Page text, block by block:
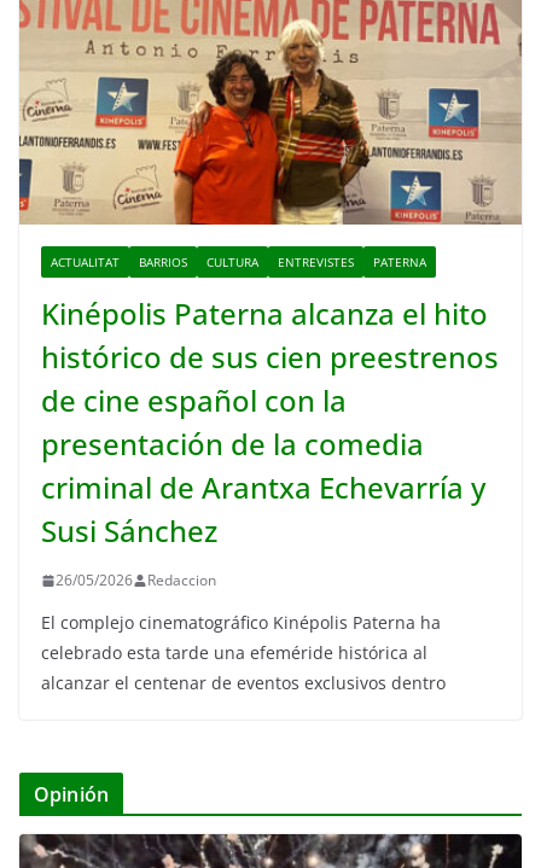
ACTUALITAT BARRIOS CULTURA ENTREVISTES PATERNA
Kinépolis Paterna alcanza el hito
histórico de sus cien preestrenos
de cine español con la
presentación de la comedia
criminal de Arantxa Echevarría y
Susi Sánchez
26/05/2026 Redaccion
El complejo cinematográfico Kinépolis Paterna ha
celebrado esta tarde una efeméride histórica al
alcanzar el centenar de eventos exclusivos dentro
Opinión